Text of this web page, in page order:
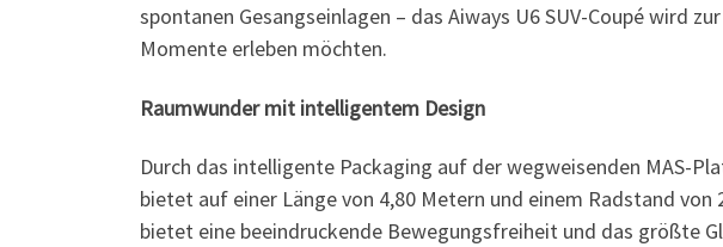
spontanen Gesangseinlagen – das Aiways U6 SUV-Coupé wird
Momente erleben möchten.
Raumwunder mit intelligentem Design
Durch das intelligente Packaging auf der wegweisenden MAS-
bietet auf einer Länge von 4,80 Metern und einem Radstand
bietet eine beeindruckende Bewegungsfreiheit und das größte